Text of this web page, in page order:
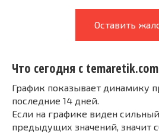
Оставить
Что сегодня с temaretik.com
График показывает динамику
последние 14 дней.
Если на графике виден
предыдущих значений, значит